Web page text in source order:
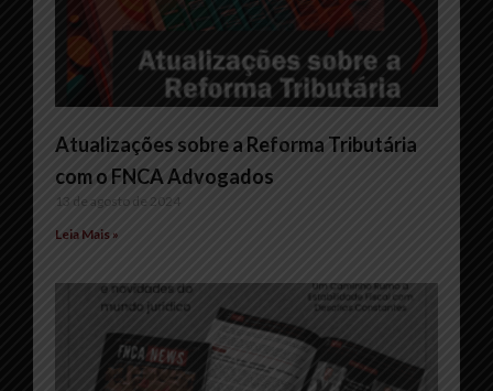
Atualizações sobre a Reforma Tributária
com o FNCA Advogados
13 de agosto de 2024
Leia Mais »